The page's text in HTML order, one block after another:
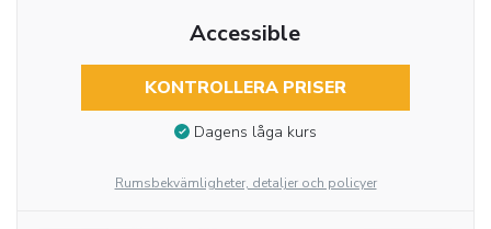
Accessible
KONTROLLERA PRISER
Dagens låga kurs
Rumsbekvämligheter, detaljer och policyer